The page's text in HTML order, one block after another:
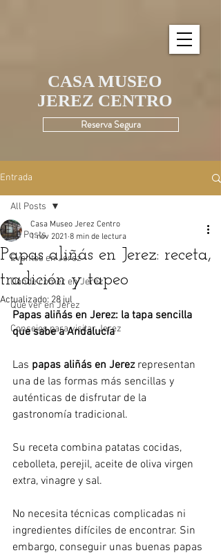
CASA MUSEO
JEREZ CENTRO
Reserva Segura
Entrada
All Posts
Eventos en Jerez
Dónde comer en Jerez
Qué ver en Jerez
Consejos para visitar Jerez
All Posts
Papas aliñás en Jerez: receta,
tradición y tapeo
Casa Museo Jerez Centro
1 nov 2021 8 min de lectura
Actualizado: 28 jul
Papas aliñás en Jerez: la tapa sencilla
que sabe a Andalucía
Las papas aliñás en Jerez representan
una de las formas más sencillas y
auténticas de disfrutar de la
gastronomía tradicional.
Su receta combina patatas cocidas,
cebolleta, perejil, aceite de oliva virgen
extra, vinagre y sal.
No necesita técnicas complicadas ni
ingredientes difíciles de encontrar. Sin
embargo, conseguir unas buenas papas